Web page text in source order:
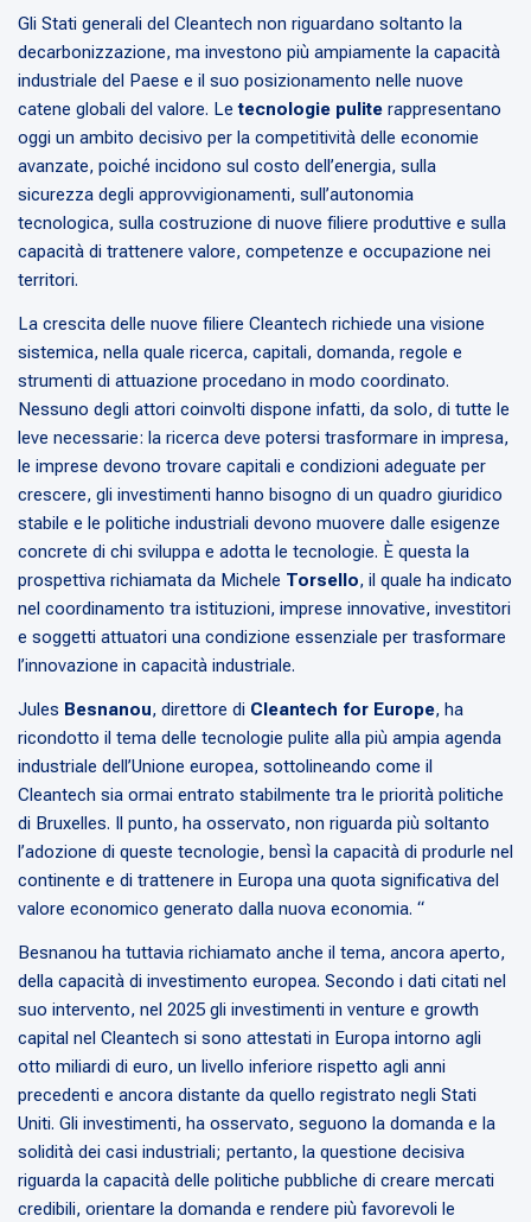
Gli Stati generali del Cleantech non riguardano soltanto la
decarbonizzazione, ma investono più ampiamente la capacità
industriale del Paese e il suo posizionamento nelle nuove
catene globali del valore. Le tecnologie pulite rappresentano
oggi un ambito decisivo per la competitività delle economie
avanzate, poiché incidono sul costo dell’energia, sulla
sicurezza degli approvvigionamenti, sull’autonomia
tecnologica, sulla costruzione di nuove filiere produttive e sulla
capacità di trattenere valore, competenze e occupazione nei
territori.
La crescita delle nuove filiere Cleantech richiede una visione
sistemica, nella quale ricerca, capitali, domanda, regole e
strumenti di attuazione procedano in modo coordinato.
Nessuno degli attori coinvolti dispone infatti, da solo, di tutte le
leve necessarie: la ricerca deve potersi trasformare in impresa,
le imprese devono trovare capitali e condizioni adeguate per
crescere, gli investimenti hanno bisogno di un quadro giuridico
stabile e le politiche industriali devono muovere dalle esigenze
concrete di chi sviluppa e adotta le tecnologie. È questa la
prospettiva richiamata da Michele Torsello, il quale ha indicato
nel coordinamento tra istituzioni, imprese innovative, investitori
e soggetti attuatori una condizione essenziale per trasformare
l’innovazione in capacità industriale.
Jules Besnanou, direttore di Cleantech for Europe, ha
ricondotto il tema delle tecnologie pulite alla più ampia agenda
industriale dell’Unione europea, sottolineando come il
Cleantech sia ormai entrato stabilmente tra le priorità politiche
di Bruxelles. Il punto, ha osservato, non riguarda più soltanto
l’adozione di queste tecnologie, bensì la capacità di produrle nel
continente e di trattenere in Europa una quota significativa del
valore economico generato dalla nuova economia. “
Besnanou ha tuttavia richiamato anche il tema, ancora aperto,
della capacità di investimento europea. Secondo i dati citati nel
suo intervento, nel 2025 gli investimenti in venture e growth
capital nel Cleantech si sono attestati in Europa intorno agli
otto miliardi di euro, un livello inferiore rispetto agli anni
precedenti e ancora distante da quello registrato negli Stati
Uniti. Gli investimenti, ha osservato, seguono la domanda e la
solidità dei casi industriali; pertanto, la questione decisiva
riguarda la capacità delle politiche pubbliche di creare mercati
credibili, orientare la domanda e rendere più favorevoli le